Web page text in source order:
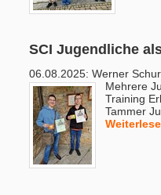
SCI Jugendliche
06.08.2025: Werner
Mehrere
Training
Tammer